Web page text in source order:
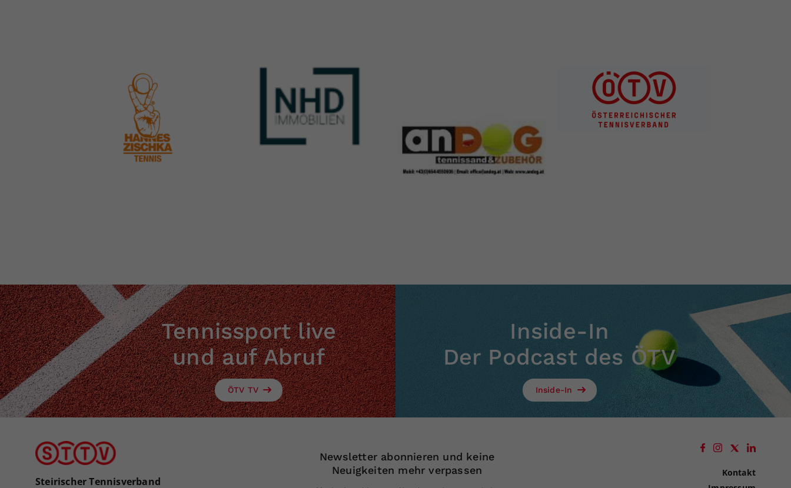
Tennissport live
und auf Abruf
ÖTV TV
Inside-In
Der Podcast des ÖTV
Inside-In
Steirischer Tennisverband
Newsletter abonnieren und keine
Neuigkeiten mehr verpassen
Kontakt